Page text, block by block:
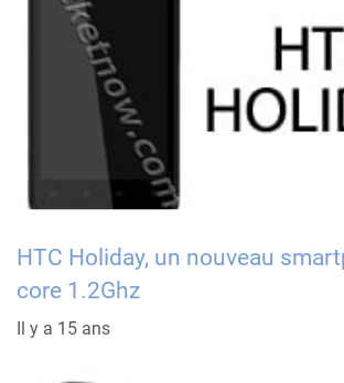
HTC Holiday, un nouveau
core 1.2Ghz
Il y a 15 ans